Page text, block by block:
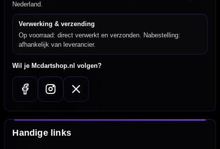
Nederland.
Verwerking & verzending
Op voorraad: direct verwerkt en verzonden. Nabestelling:
afhankelijk van leverancier.
Wil je Mcdartshop.nl volgen?
Handige links